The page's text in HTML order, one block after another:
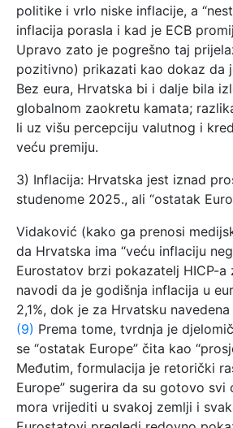
politike i vrlo niske inflacije, a
inflacija porasla i kad je ECB
Upravo zato je pogrešno taj
pozitivno) prikazati kao dokaz da
Bez eura, Hrvatska bi i dalje bila
globalnom zaokretu kamata;
li uz višu percepciju valutnog i
veću premiju.
3) Inflacija: Hrvatska jest iznad
studenome 2025., ali “ostatak
Vidaković (kako ga prenosi
da Hrvatska ima “veću inflaciju
Eurostatov brzi pokazatelj HICP-a
navodi da je godišnja inflacija u
2,1%, dok je za Hrvatsku
(9) Prema tome, tvrdnja je
se “ostatak Europe” čita kao
Međutim, formulacija je retorički
Europe” sugerira da su gotovo svi
mora vrijediti u svakoj zemlji i